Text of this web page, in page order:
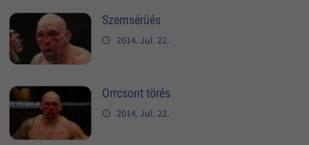
Szemsérüés
2014. Jul. 22.
Orrcsont törés
2014. Jul. 22.